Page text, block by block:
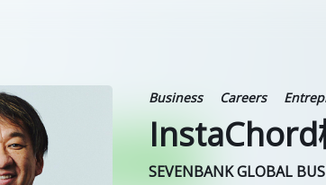
Business Careers
InstaChord
SEVENBANK GLOBAL